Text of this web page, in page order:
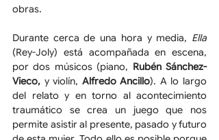
obras.
Durante cerca de una hora y media, Ella
(Rey-Joly) está acompañada en escena,
por dos músicos (piano, Rubén Sánchez-
Vieco, y violín, Alfredo Ancillo). A lo largo
del relato y en torno al acontecimiento
traumático se crea un juego que nos
permite asistir al presente, pasado y futuro